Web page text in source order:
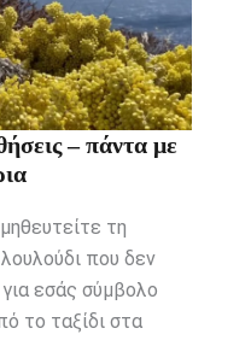
– πάντα με
τη
που δεν
εσάς σύμβολο
το ταξίδι στα